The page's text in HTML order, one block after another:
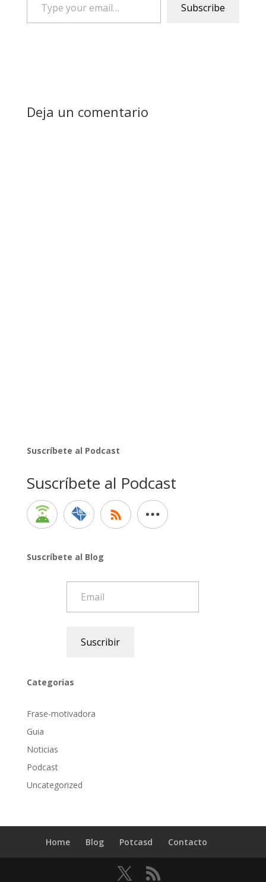
email…
Subscribe
Deja un comentario
Suscríbete al Podcast
Suscríbete al Podcast
Suscríbete al Blog
Suscribir
Categorias
Frase-motivadora
Guia
Noticias
Podcast
Uncategorized
Home Blog Potcasd Contacto